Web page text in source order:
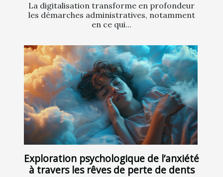
La digitalisation transforme en profondeur
les démarches administratives, notamment
en ce qui...
Exploration psychologique de l’anxiété
à travers les rêves de perte de dents